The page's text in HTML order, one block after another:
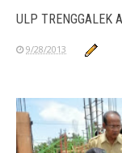
ULP TRENGGALEK
9/28/2013